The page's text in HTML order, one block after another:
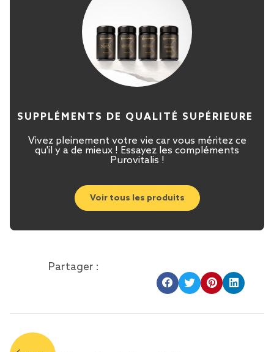
SUPPLÉMENTS DE QUALITÉ SUPÉRIEURE
Vivez pleinement votre vie car vous méritez ce
qu'il y a de mieux ! Essayez les compléments
Purovitalis !
Voir tous les produits
Partager :